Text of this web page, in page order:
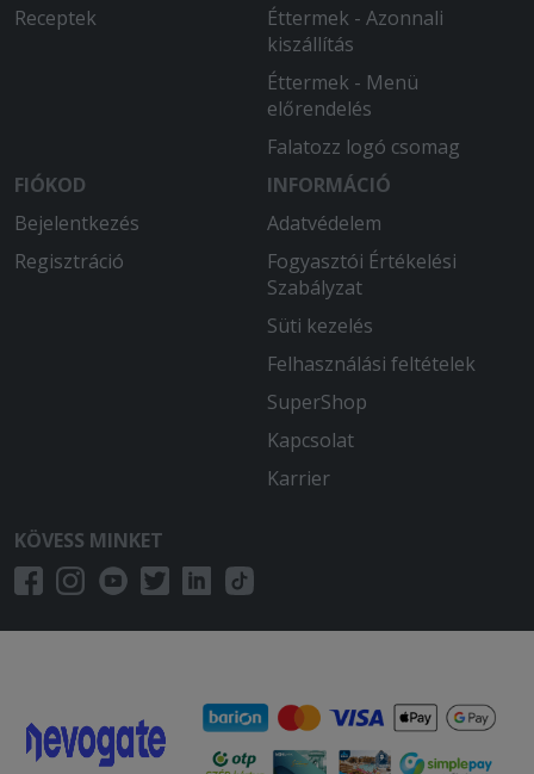
Receptek
Éttermek - Azonnali
kiszállítás
Éttermek - Menü
előrendelés
Falatozz logó csomag
FIÓKOD
Bejelentkezés
Regisztráció
INFORMÁCIÓ
Adatvédelem
Fogyasztói Értékelési
Szabályzat
Süti kezelés
Felhasználási feltételek
SuperShop
Kapcsolat
Karrier
KÖVESS MINKET